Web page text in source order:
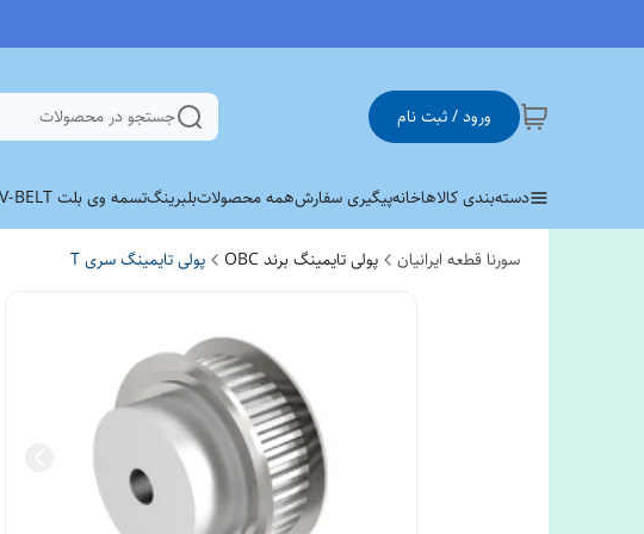
ورود / ثبت نام جستجو در محصولات
دسته‌بندی کالاهاخانهپیگیری سفارشهمه محصولاتبلبرینگتسمه وی بلت V-BELT
سورنا قطعه ایرانیان پولی تایمینگ برند OBC پولی تایمینگ سری T